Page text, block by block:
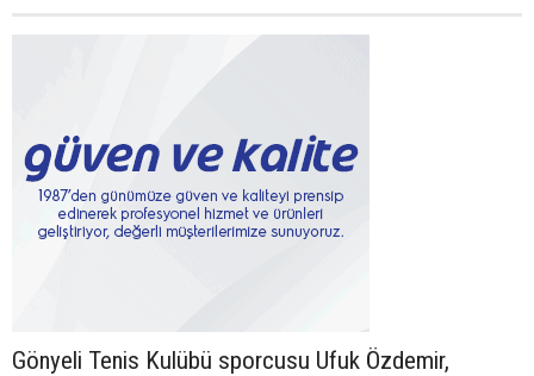
Gönyeli Tenis Kulübü sporcusu Ufuk Özdemir,